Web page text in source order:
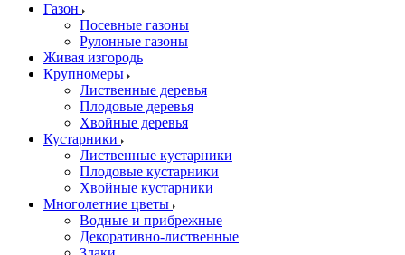
Газон
Посевные газоны
Рулонные газоны
Живая изгородь
Крупномеры
Лиственные деревья
Плодовые деревья
Хвойные деревья
Кустарники
Лиственные кустарники
Плодовые кустарники
Хвойные кустарники
Многолетние цветы
Водные и прибрежные
Декоративно-лиственные